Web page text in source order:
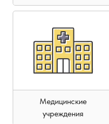
Медицинские
учреждения